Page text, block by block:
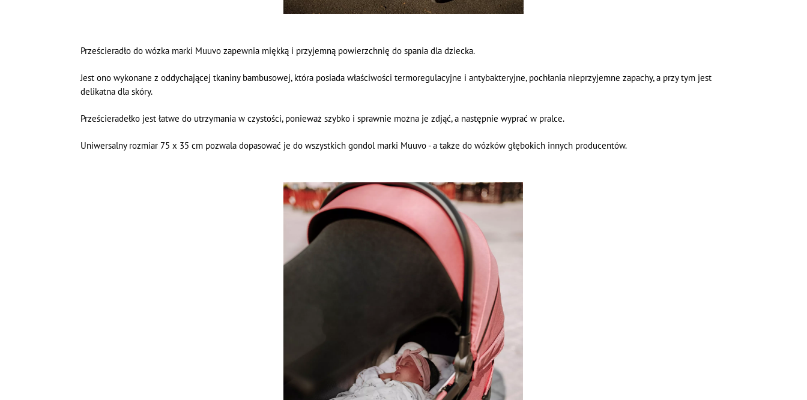
Prześcieradło do wózka marki Muuvo zapewnia miękką i przyjemną powierzchnię do spania dla dziecka.
Jest ono wykonane z oddychającej tkaniny bambusowej, która posiada właściwości termoregulacyjne i antybakteryjne, pochłania nieprzyjemne zapachy, a przy tym jest
delikatna dla skóry.
Prześcieradełko jest łatwe do utrzymania w czystości, ponieważ szybko i sprawnie można je zdjąć, a następnie wyprać w pralce.
Uniwersalny rozmiar 75 x 35 cm pozwala dopasować je do wszystkich gondol marki Muuvo - a także do wózków głębokich innych producentów.